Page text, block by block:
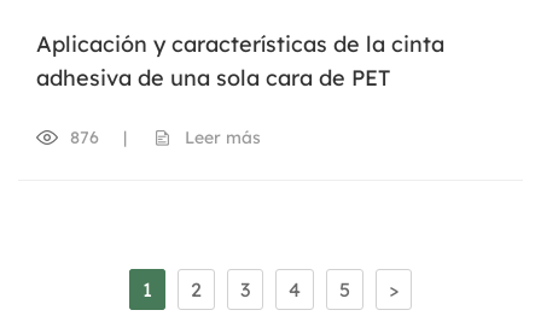
Aplicación y características de la cinta
adhesiva de una sola cara de PET
876 | Leer más
1 2 3 4 5 >